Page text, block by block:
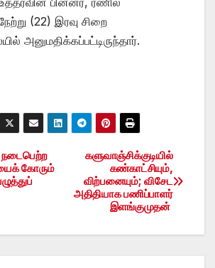
(22) இரவு சிறை
அனுமதிக்கப்பட்டிருந்தார்.
களுவாஞ்சிக்குடியில்
கண்காட்சியும்,
விற்பனையும்; விசேட
அதிதியாக பணிப்பாளர்
இளங்குமுதன்
கோரும்